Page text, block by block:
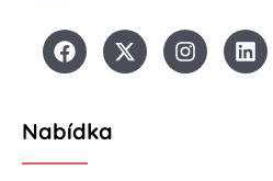
Nabídka